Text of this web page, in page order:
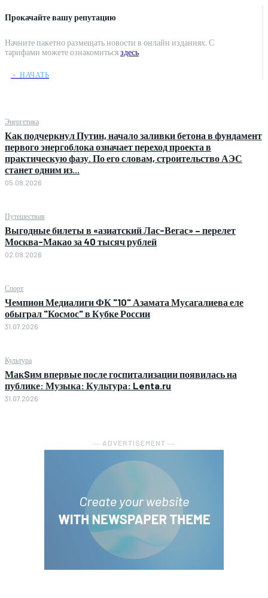
Прокачайте вашу репутацию
Начните пакетно размещать новости в онлайн изданиях. С
тарифами можете ознакомитьсяздесь
﹢ НАЧАТЬ
Энергетика
Как подчеркнул Путин, начало заливки бетона в фундамент
первого энергоблока означает переход проекта в
практическую фазу. По его словам, строительство АЭС
станет одним из...
05.08.2026
Путешествия
Выгодные билеты в «азиатский Лас-Вегас» – перелет
Москва-Макао за 40 тысяч рублей
02.08.2026
Спорт
Чемпион Медиалиги ФК "10" Азамата Мусагалиева еле
обыграл "Космос" в Кубке России
31.07.2026
Культура
МакSим впервые после госпитализации появилась на
публике: Музыка: Культура: Lenta.ru
31.07.2026
― ADVERTISEMENT ―